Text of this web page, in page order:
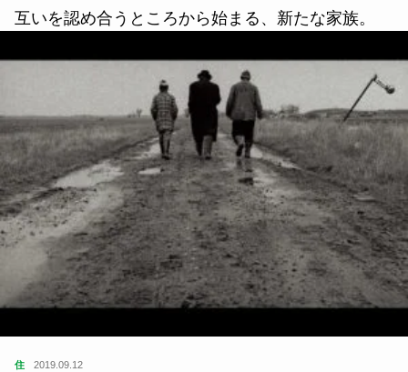
互いを認め合うところから始まる、新たな家族。
住 2019.09.12